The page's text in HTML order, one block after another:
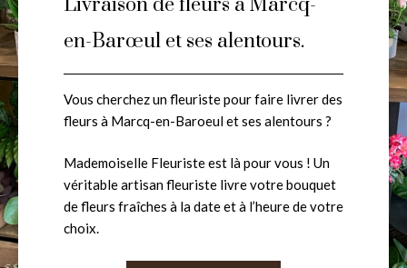
en-Barœul et ses alentours.
Vous cherchez un fleuriste pour faire livrer des
fleurs à Marcq-en-Baroeul et ses alentours ?
Mademoiselle Fleuriste est là pour vous ! Un
véritable artisan fleuriste livre votre bouquet
de fleurs fraîches à la date et à l’heure de votre
choix.